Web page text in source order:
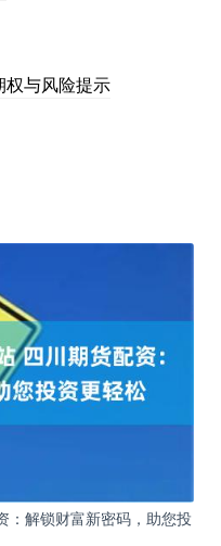
权与风险提示
：解锁财富新密码，助您投